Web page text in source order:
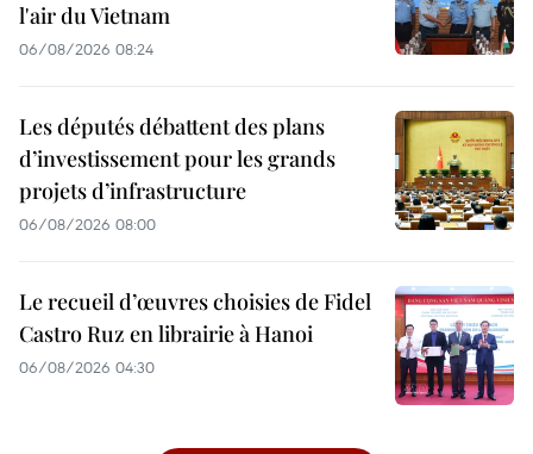
l'air du Vietnam
06/08/2026 08:24
Les députés débattent des plans
d’investissement pour les grands
projets d’infrastructure
06/08/2026 08:00
Le recueil d’œuvres choisies de Fidel
Castro Ruz en librairie à Hanoi
06/08/2026 04:30